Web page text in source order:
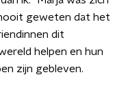
geweten dat het
dit
helpen en hun
zijn gebleven.